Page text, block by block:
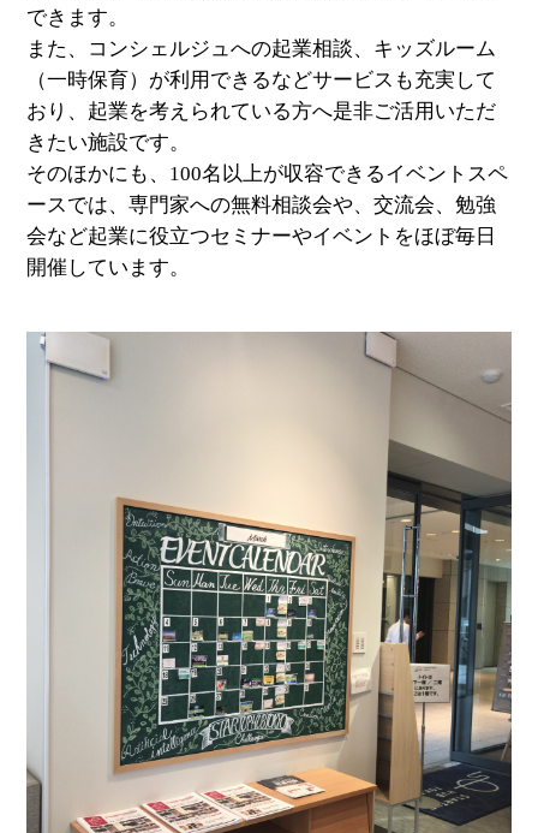
できます。
また、コンシェルジュへの起業相談、キッズルーム
（一時保育）が利用できるなどサービスも充実して
おり、起業を考えられている方へ是非ご活用いただ
きたい施設です。
そのほかにも、100名以上が収容できるイベントスペ
ースでは、専門家への無料相談会や、交流会、勉強
会など起業に役立つセミナーやイベントをほぼ毎日
開催しています。